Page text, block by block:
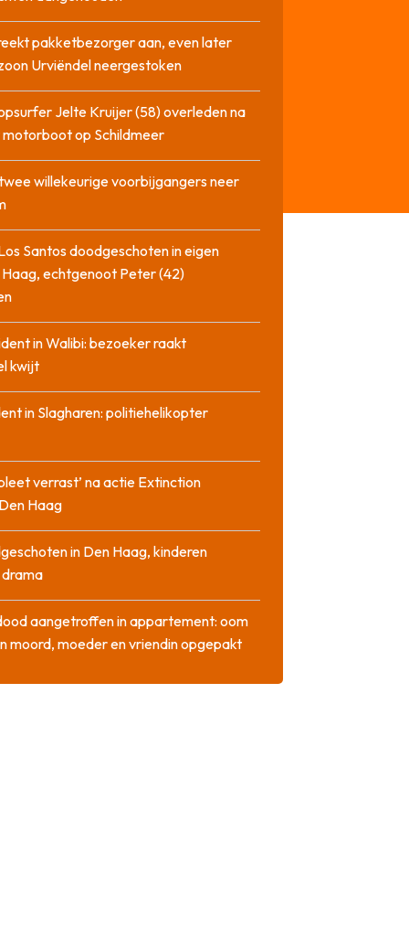
pakketbezorger aan, even later
Urviëndel neergestoken
Jelte Kruijer (58) overleden na
op Schildmeer
willekeurige voorbijgangers neer
Santos doodgeschoten in eigen
echtgenoot Peter (42)
in Walibi: bezoeker raakt
kwijt
in Slagharen: politiehelikopter
verrast’ na actie Extinction
Haag
in Den Haag, kinderen
aangetroffen in appartement: oom
moord, moeder en vriendin opgepakt